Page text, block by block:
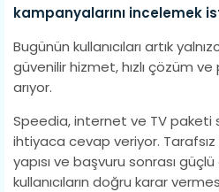
kampanyalarını incelemek
Bugünün kullanıcıları artık
güvenilir hizmet, hızlı çözüm
arıyor.
Speedia, internet ve TV
ihtiyaca cevap veriyor. Tarafsız
yapısı ve başvuru sonrası
kullanıcıların doğru karar